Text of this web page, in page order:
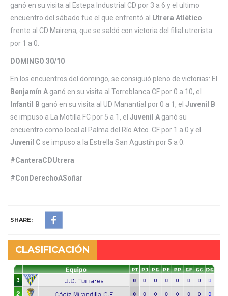
ganó en su visita al Estepa Industrial CD por 3 a 6 y el ultimo
encuentro del sábado fue el que enfrentó al Utrera Atlético
frente al CD Mairena, que se saldó con victoria del filial utrerista
por 1 a 0.
DOMINGO 30/10
En los encuentros del domingo, se consiguió pleno de victorias: El
Benjamín A ganó en su visita al Torreblanca CF por 0 a 10, el
Infantil B ganó en su visita al UD Manantial por 0 a 1, el Juvenil B
se impuso a La Motilla FC por 5 a 1, el Juvenil A ganó su
encuentro como local al Palma del Río Atco. CF por 1 a 0 y el
Juvenil C se impuso a la Estrella San Agustín por 5 a 0.
#CanteraCDUtrera
#ConDerechoASoñar
SHARE:
CLASIFICACIÓN